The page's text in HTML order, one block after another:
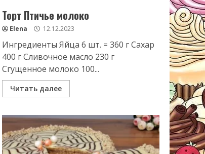
Торт Птичье молоко
Elena 12.12.2023
Ингредиенты Яйца 6 шт. = 360 г Сахар
400 г Сливочное масло 230 г
Сгущенное молоко 100...
Читать далее